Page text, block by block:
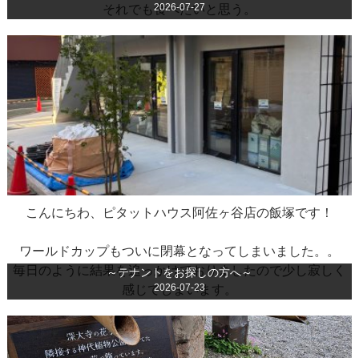
2026-07-27
それでも食べたいと思う。
～テナントをお探しの方へ～
2026-07-23
こんにちわ、ピタットハウス阿佐ヶ谷店の飯塚です！
ワールドカップもついに閉幕となってしまいました。。
毎日のように結果を追っかけておりましたので少し寂しく
感じてしまいます。